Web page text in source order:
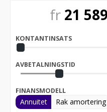
fr 21 589
KONTANTINSATS
AVBETALNINGSTID
FINANSMODELL
Annuitet Rak amortering